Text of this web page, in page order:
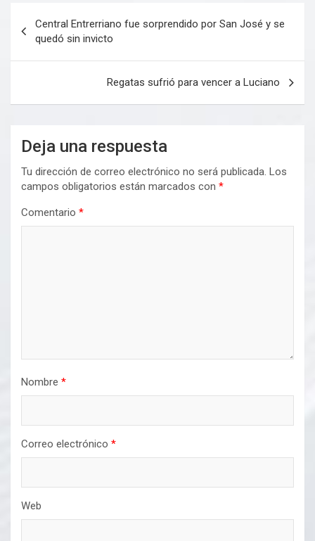
de
entradas
Central Entrerriano fue sorprendido por San José y se
quedó sin invicto
Regatas sufrió para vencer a Luciano
Deja una respuesta
Tu dirección de correo electrónico no será publicada. Los
campos obligatorios están marcados con *
Comentario *
Nombre *
Correo electrónico *
Web